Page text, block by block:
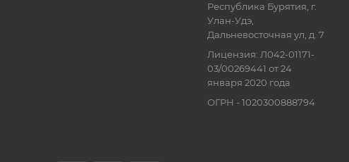
Республика Бурятия, г.
Улан-Удэ,
Дальневосточная ул, д. 7
Лицензия: Л042-01171-
03/00269441 от 24
января 2020 года
ОГРН - 1020300888794